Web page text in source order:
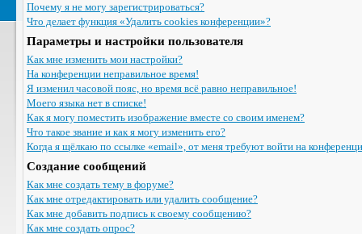
Почему я не могу зарегистрироваться?
Что делает функция «Удалить cookies конференции»?
Параметры и настройки пользователя
Как мне изменить мои настройки?
На конференции неправильное время!
Я изменил часовой пояс, но время всё равно неправильное!
Моего языка нет в списке!
Как я могу поместить изображение вместе со своим именем?
Что такое звание и как я могу изменить его?
Когда я щёлкаю по ссылке «email», от меня требуют войти на
Создание сообщений
Как мне создать тему в форуме?
Как мне отредактировать или удалить сообщение?
Как мне добавить подпись к своему сообщению?
Как мне создать опрос?